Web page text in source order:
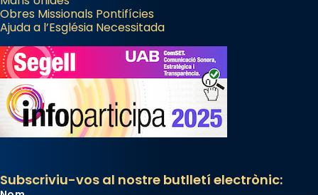
Obres Missionals Pontifícies
Ajuda a l’Església Necessitada
Subscriviu-vos al nostre butlletí electrònic: